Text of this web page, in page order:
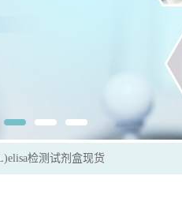
检测试剂盒现货